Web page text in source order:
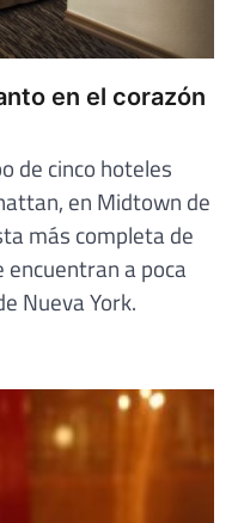
en el corazón
de cinco hoteles
en Midtown de
más completa de
encuentran a poca
Nueva York.